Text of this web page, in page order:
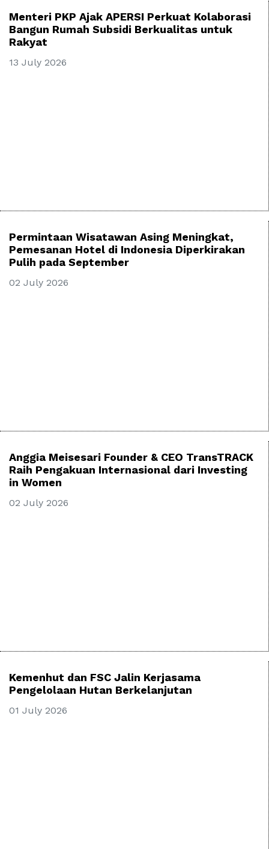
Menteri PKP Ajak APERSI Perkuat Kolaborasi
Bangun Rumah Subsidi Berkualitas untuk
Rakyat
13 July 2026
Permintaan Wisatawan Asing Meningkat,
Pemesanan Hotel di Indonesia Diperkirakan
Pulih pada September
02 July 2026
Anggia Meisesari Founder & CEO TransTRACK
Raih Pengakuan Internasional dari Investing
in Women
02 July 2026
Kemenhut dan FSC Jalin Kerjasama
Pengelolaan Hutan Berkelanjutan
01 July 2026